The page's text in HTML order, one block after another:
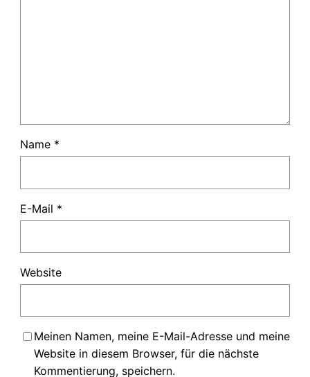
Name *
E-Mail *
Website
Meinen Namen, meine E-Mail-Adresse und meine
Website in diesem Browser, für die nächste
Kommentierung, speichern.